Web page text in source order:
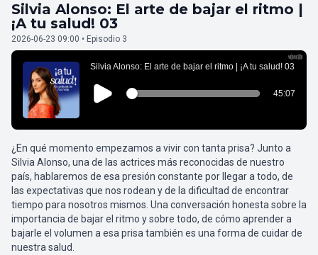
Silvia Alonso: El arte de bajar el ritmo |
¡A tu salud! 03
2026-06-23 09:00 • Episodio 3
¿En qué momento empezamos a vivir con tanta prisa? Junto a
Silvia Alonso, una de las actrices más reconocidas de nuestro
país, hablaremos de esa presión constante por llegar a todo, de
las expectativas que nos rodean y de la dificultad de encontrar
tiempo para nosotros mismos. Una conversación honesta sobre la
importancia de bajar el ritmo y sobre todo, de cómo aprender a
bajarle el volumen a esa prisa también es una forma de cuidar de
nuestra salud.